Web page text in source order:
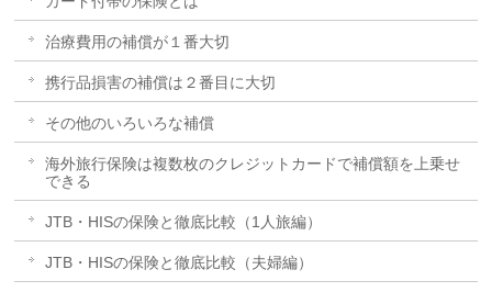
治療費用の補償が１番大切
携行品損害の補償は２番目に大切
その他のいろいろな補償
海外旅行保険は複数枚のクレジットカードで補償額を上乗せ
できる
JTB・HISの保険と徹底比較（1人旅編）
JTB・HISの保険と徹底比較（夫婦編）